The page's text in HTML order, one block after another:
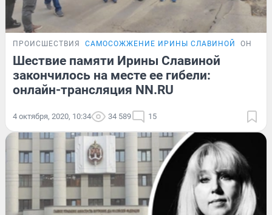
ПРОИСШЕСТВИЯ САМОСОЖЖЕНИЕ ИРИНЫ СЛАВИНОЙ
Шествие памяти Ирины Славиной
закончилось на месте ее гибели:
онлайн-трансляция NN.RU
4 октября, 2020, 10:34 34 589 15